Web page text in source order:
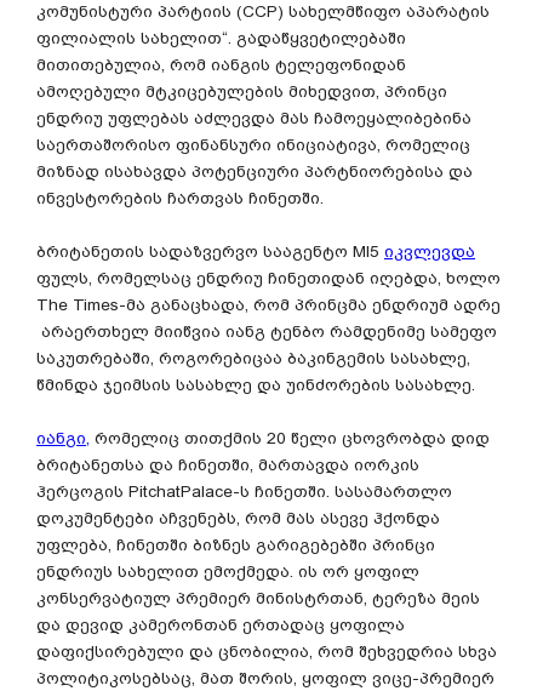
კომუნისტური პარტიის (CCP) სახელმწიფო აპარატის
ფილიალის სახელით“. გადაწყვეტილებაში
მითითებულია, რომ იანგის ტელეფონიდან
ამოღებული მტკიცებულების მიხედვით, პრინცი
ენდრიუ უფლებას აძლევდა მას ჩამოეყალიბებინა
საერთაშორისო ფინანსური ინიციატივა, რომელიც
მიზნად ისახავდა პოტენციური პარტნიორებისა და
ინვესტორების ჩართვას ჩინეთში.
ბრიტანეთის სადაზვერვო სააგენტო MI5 იკვლევდა
ფულს, რომელსაც ენდრიუ ჩინეთიდან იღებდა, ხოლო
The Times-მა განაცხადა, რომ პრინცმა ენდრიუმ ადრე
არაერთხელ მიიწვია იანგ ტენბო რამდენიმე სამეფო
საკუთრებაში, როგორებიცაა ბაკინგემის სასახლე,
წმინდა ჯეიმსის სასახლე და უინძორების სასახლე.
იანგი, რომელიც თითქმის 20 წელი ცხოვრობდა დიდ
ბრიტანეთსა და ჩინეთში, მართავდა იორკის
ჰერცოგის PitchatPalace-ს ჩინეთში. სასამართლო
დოკუმენტები აჩვენებს, რომ მას ასევე ჰქონდა
უფლება, ჩინეთში ბიზნეს გარიგებებში პრინცი
ენდრიუს სახელით ემოქმედა. ის ორ ყოფილ
კონსერვატიულ პრემიერ მინისტრთან, ტერეზა მეის
და დევიდ კამერონთან ერთადაც ყოფილა
დაფიქსირებული და ცნობილია, რომ შეხვედრია სხვა
პოლიტიკოსებსაც, მათ შორის, ყოფილ ვიცე-პრემიერ